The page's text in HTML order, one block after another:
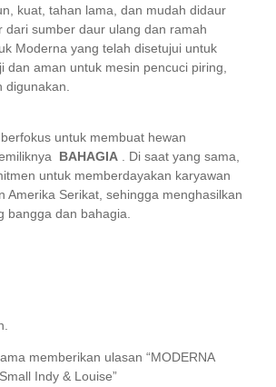
kuat, tahan lama, dan mudah didaur
dari sumber daur ulang dan ramah
Moderna yang telah disetujui untuk
dan aman untuk mesin pencuci piring,
untuk membuat hewan
BAHAGIA . Di saat yang sama,
untuk memberdayakan karyawan
Amerika Serikat, sehingga menghasilkan
bangga dan bahagia.
memberikan ulasan “MODERNA
Indy & Louise”